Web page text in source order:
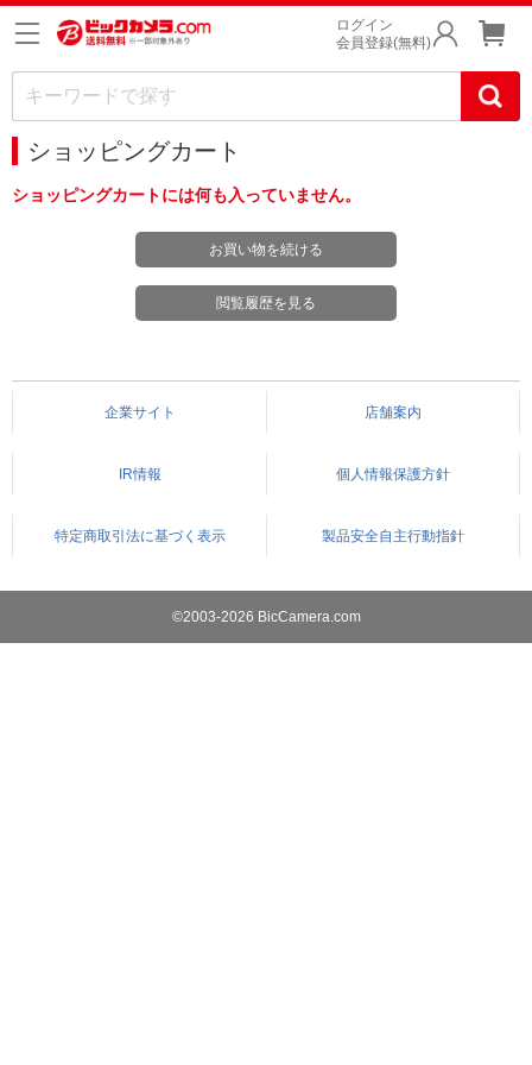
ログイン
会員登録(無料)
ショッピングカート
ショッピングカートには何も入っていません。
お買い物を続ける
閲覧履歴を見る
企業サイト 店舗案内
IR情報 個人情報保護方針
特定商取引法に基づく表示 製品安全自主行動指針
©2003-2026 BicCamera.com